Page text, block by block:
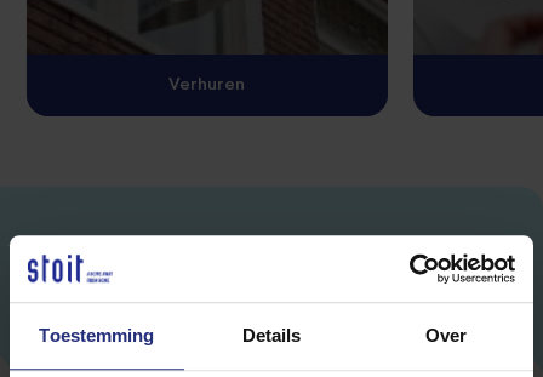
Toestemming Details Over
Verhuren
Bij Stoit bent u verzekerd van een
snel verhuurtraject!